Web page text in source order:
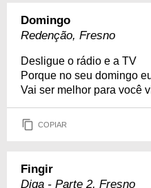
Domingo
Redenção, Fresno
Desligue o rádio e a TV
Porque no seu domingo
Vai ser melhor para você
COPIAR
Fingir
Diga - Parte 2, Fresno